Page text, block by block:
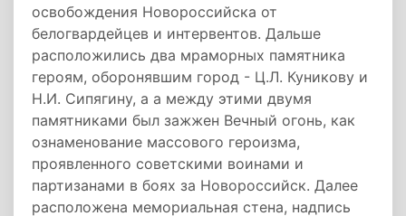
освобождения Новороссийска от
белогвардейцев и интервентов. Дальше
расположились два мраморных памятника
героям, оборонявшим город - Ц.Л. Куникову и
Н.И. Сипягину, а а между этими двумя
памятниками был зажжен Вечный огонь, как
ознаменование массового героизма,
проявленного советскими воинами и
партизанами в боях за Новороссийск. Далее
расположена мемориальная стена, надпись